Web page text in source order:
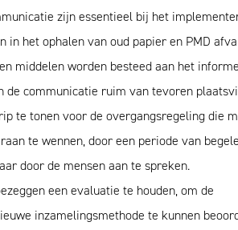
zijn essentieel bij het
in het ophalen van oud papier en PMD
middelen worden besteed aan het
de communicatie ruim van tevoren
te tonen voor de overgangsregeling die
te wennen, door een periode van
door de mensen aan te spreken.
een evaluatie te houden, om de
inzamelingsmethode te kunnen